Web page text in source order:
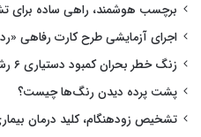
برچسب هوشمند، راهی ساده برای
اجرای آزمایشی طرح کارت رفاهی
زنگ خطر بحران کمبود دستیاری ۶ رشته پزشکی
پشت پرده دیدن رنگ‌ها چیست؟
تشخیص زودهنگام، کلید درمان